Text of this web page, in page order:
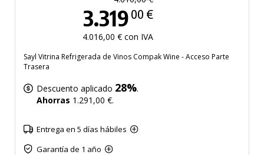
3.319 00 €
4.016,00 € con IVA
Sayl Vitrina Refrigerada de Vinos Compak Wine - Acceso Parte
Trasera
Descuento aplicado 28%.
Ahorras 1.291,00 €.
Entrega en 5 días hábiles
Garantía de 1 año